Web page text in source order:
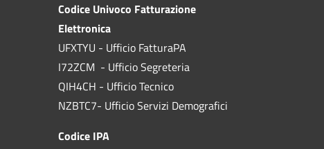
Codice Univoco Fatturazione
Elettronica
UFXTYU - Ufficio FatturaPA
I72ZCM - Ufficio Segreteria
QIH4CH - Ufficio Tecnico
NZBTC7- Ufficio Servizi Demografici
Codice IPA